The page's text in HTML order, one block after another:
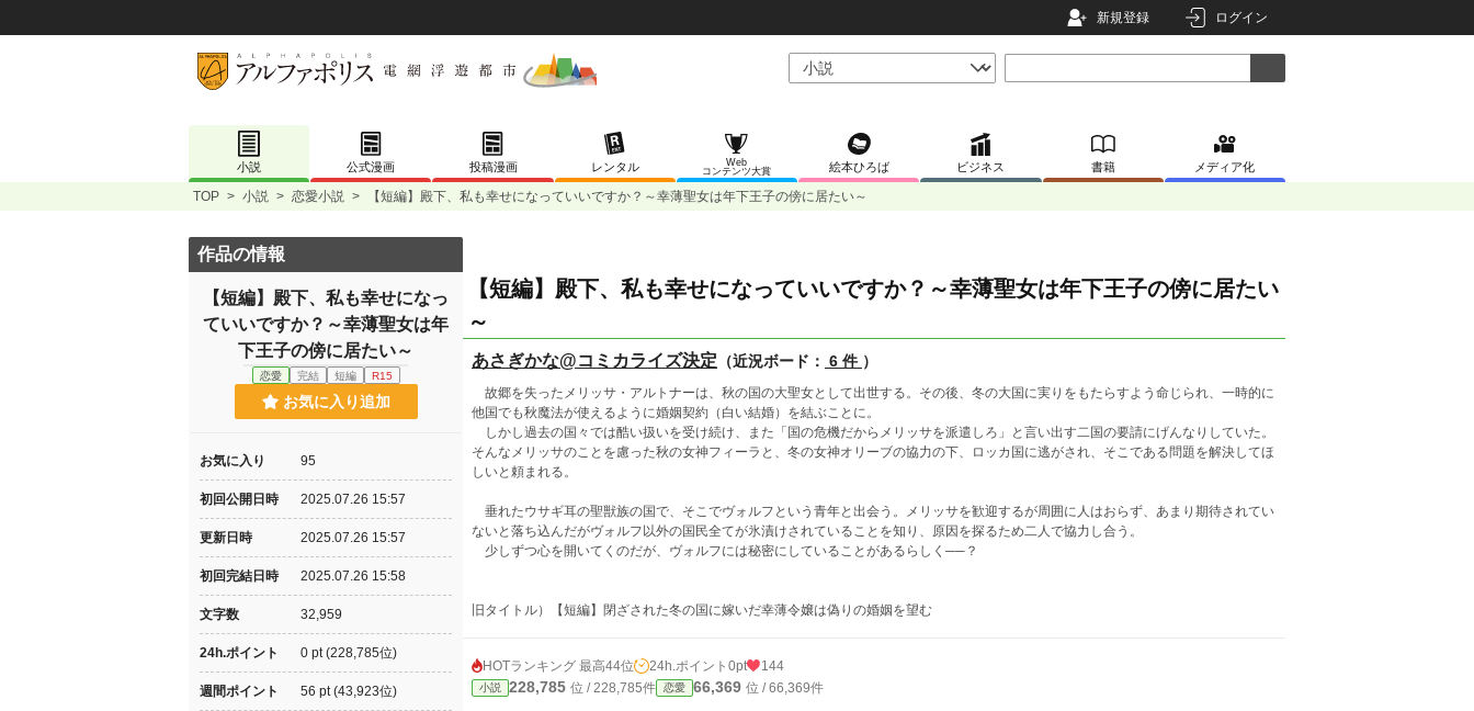
新規登録 ログイン
小説 公式漫画 投稿漫画 レンタル
Web
コンテンツ大賞
絵本ひろば ビジネス 書籍 メディア化
TOP > 小説 > 恋愛小説 > 【短編】殿下、私も幸せになっていいですか？～幸薄聖女は年下王子の傍に居たい～
【短編】殿下、私も幸せになっていいですか？～幸薄聖女は年下王子の傍に居たい
～
あさぎかな@コミカライズ決定 （近況ボード： 6 件 ）
故郷を失ったメリッサ・アルトナーは、秋の国の大聖女として出世する。その後、冬の大国に実りをもたらすよう命じられ、一時的に
他国でも秋魔法が使えるように婚姻契約（白い結婚）を結ぶことに。
しかし過去の国々では酷い扱いを受け続け、また「国の危機だからメリッサを派遣しろ」と言い出す二国の要請にげんなりしていた。
そんなメリッサのことを慮った秋の女神フィーラと、冬の女神オリーブの協力の下、ロッカ国に逃がされ、そこである問題を解決してほ
しいと頼まれる。
垂れたウサギ耳の聖獣族の国で、そこでヴォルフという青年と出会う。メリッサを歓迎するが周囲に人はおらず、あまり期待されてい
ないと落ち込んだがヴォルフ以外の国民全てが氷漬けされていることを知り、原因を探るため二人で協力し合う。
少しずつ心を開いてくのだが、ヴォルフには秘密にしていることがあるらしく──？
旧タイトル）【短編】閉ざされた冬の国に嫁いだ幸薄令嬢は偽りの婚姻を望む
HOTランキング 最高44位 24h.ポイント 0pt 144
小説 228,785 位 / 228,785件 恋愛 66,369 位 / 66,369件
作品の情報
【短編】殿下、私も幸せになっ
ていいですか？～幸薄聖女は年
下王子の傍に居たい～
恋愛 完結 短編 R15
お気に入り追加
お気に入り 95
初回公開日時 2025.07.26 15:57
更新日時 2025.07.26 15:57
初回完結日時 2025.07.26 15:58
文字数 32,959
24h.ポイント 0 pt (228,785位)
週間ポイント 56 pt (43,923位)